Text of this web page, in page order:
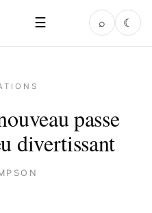
☰ ⌕ ☾
passe
divertissant